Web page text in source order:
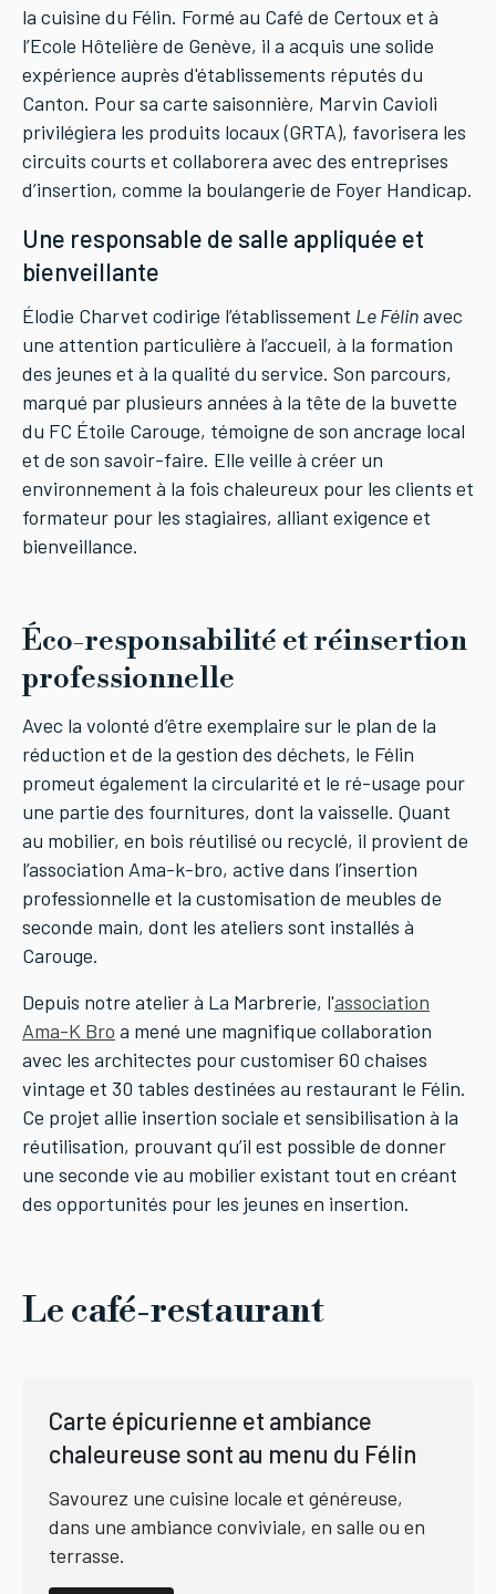
la cuisine du Félin. Formé au Café de Certoux et à
l’Ecole Hôtelière de Genève, il a acquis une solide
expérience auprès d'établissements réputés du
Canton. Pour sa carte saisonnière, Marvin Cavioli
privilégiera les produits locaux (GRTA), favorisera les
circuits courts et collaborera avec des entreprises
d’insertion, comme la boulangerie de Foyer Handicap.
Une responsable de salle appliquée et
bienveillante
Élodie Charvet codirige l’établissement Le Félinavec
une attention particulière à l’accueil, à la formation
des jeunes et à la qualité du service. Son parcours,
marqué par plusieurs années à la tête de la buvette
du FC Étoile Carouge, témoigne de son ancrage local
et de son savoir-faire. Elle veille à créer un
environnement à la fois chaleureux pour les clients et
formateur pour les stagiaires, alliant exigence et
bienveillance.
Éco-responsabilité et réinsertion
professionnelle
Avec la volonté d’être exemplaire sur le plan de la
réduction et de la gestion des déchets, le Félin
promeut également la circularité et le ré-usage pour
une partie des fournitures, dont la vaisselle. Quant
au mobilier, en bois réutilisé ou recyclé, il provient de
l’association Ama-k-bro, active dans l’insertion
professionnelle et la customisation de meubles de
seconde main, dont les ateliers sont installés à
Carouge.
Depuis notre atelier à La Marbrerie, l'association
Ama-K Bro a mené une magnifique collaboration
avec les architectes pour customiser 60 chaises
vintage et 30 tables destinées au restaurant le Félin.
Ce projet allie insertion sociale et sensibilisation à la
réutilisation, prouvant qu’il est possible de donner
une seconde vie au mobilier existant tout en créant
des opportunités pour les jeunes en insertion.
Le café-restaurant
Carte épicurienne et ambiance
chaleureuse sont au menu du Félin
Savourez une cuisine locale et généreuse,
dans une ambiance conviviale, en salle ou en
terrasse.